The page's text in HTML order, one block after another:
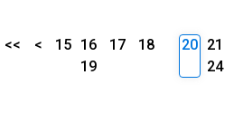
<< < 15 16 17
18
19
20 21
24